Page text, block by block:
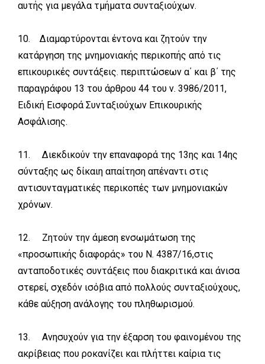
αυτής για μεγάλα τμήματα συνταξιούχων.
10. Διαμαρτύρονται έντονα και ζητούν την
κατάργηση της μνημονιακής περικοπής από τις
επικουρικές συντάξεις. περιπτώσεων α΄ και β΄ της
παραγράφου 13 του άρθρου 44 του ν. 3986/2011,
Ειδική Εισφορά Συνταξιούχων Επικουρικής
Ασφάλισης.
11. Διεκδικούν την επαναφορά της 13ης και 14ης
σύνταξης ως δίκαιη απαίτηση απέναντι στις
αντισυνταγματικές περικοπές των μνημονιακών
χρόνων.
12. Ζητούν την άμεση ενσωμάτωση της
«προσωπικής διαφοράς» του Ν. 4387/16,στις
ανταποδοτικές συντάξεις που διακριτικά και άνισα
στερεί, σχεδόν ισόβια από πολλούς συνταξιούχους,
κάθε αύξηση ανάλογης του πληθωρισμού.
13. Ανησυχούν για την έξαρση του φαινομένου της
ακρίβειας που ροκανίζει και πλήττει καίρια τις